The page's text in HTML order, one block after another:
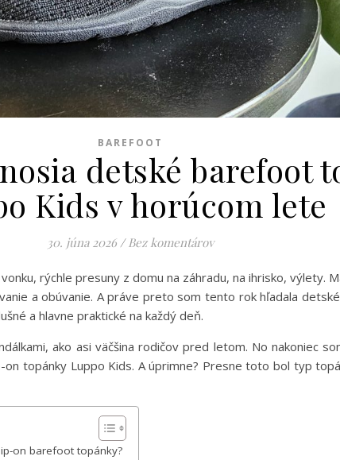
BAREFOOT
detské barefoot
Kids v horúcom lete
30. júna 2026 / Bez komentárov
rýchle presuny z domu na záhradu, na ihrisko, výlety.
a obúvanie. A práve preto som tento rok hľadala
a hlavne praktické na každý deň.
ako asi väčšina rodičov pred letom. No nakoniec
topánky Luppo Kids. A úprimne? Presne toto bol typ
on barefoot topánky?